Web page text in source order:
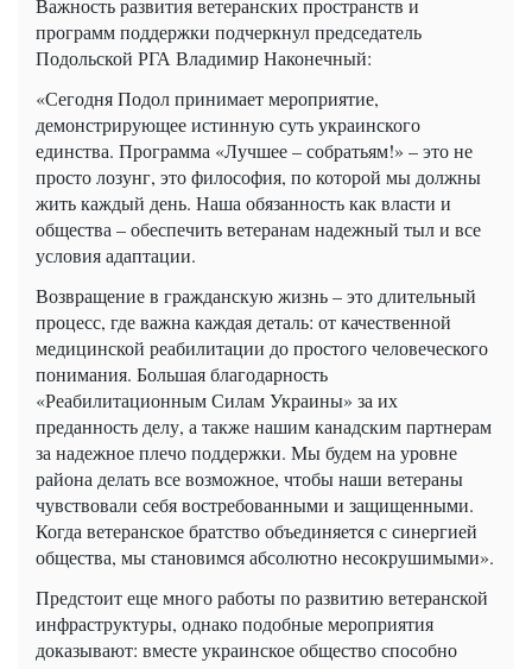
Важность развития ветеранских пространств и
программ поддержки подчеркнул председатель
Подольской РГА Владимир Наконечный:
«Сегодня Подол принимает мероприятие,
демонстрирующее истинную суть украинского
единства. Программа «Лучшее – собратьям!» – это не
просто лозунг, это философия, по которой мы должны
жить каждый день. Наша обязанность как власти и
общества – обеспечить ветеранам надежный тыл и все
условия адаптации.
Возвращение в гражданскую жизнь – это длительный
процесс, где важна каждая деталь: от качественной
медицинской реабилитации до простого человеческого
понимания. Большая благодарность
«Реабилитационным Силам Украины» за их
преданность делу, а также нашим канадским партнерам
за надежное плечо поддержки. Мы будем на уровне
района делать все возможное, чтобы наши ветераны
чувствовали себя востребованными и защищенными.
Когда ветеранское братство объединяется с синергией
общества, мы становимся абсолютно несокрушимыми».
Предстоит еще много работы по развитию ветеранской
инфраструктуры, однако подобные мероприятия
доказывают: вместе украинское общество способно